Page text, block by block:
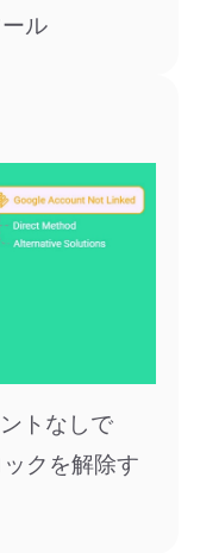
ル
トなしで
クを解除す